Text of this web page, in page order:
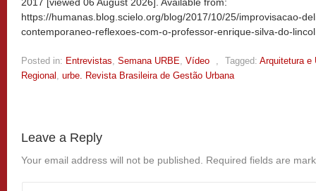
https://humanas.blog.scielo.org/blog/2017/10/25/improvisacao-
contemporaneo-reflexoes-com-o-professor-enrique-silva-do-
Posted in: Entrevistas, Semana URBE, Vídeo , Tagged: Arquitetura e
Regional , urbe. Revista Brasileira de Gestão Urbana
Leave a Reply
Your email address will not be published. Required fields are